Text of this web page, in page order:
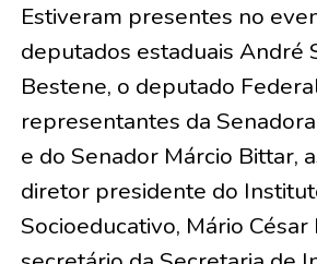
Estiveram presentes no
deputados estaduais André
Bestene, o deputado
representantes da
e do Senador Márcio Bittar,
diretor presidente do
Socioeducativo, Mário César